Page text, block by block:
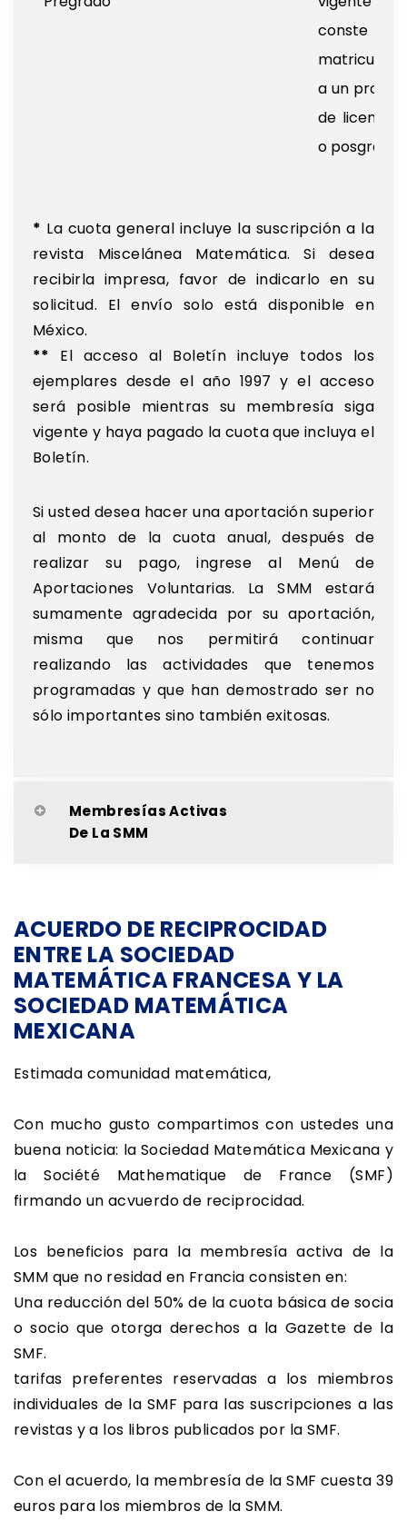
conste
a un
de
o posgrado.
* La cuota general incluye la suscripción a la
revista Miscelánea Matemática. Si desea
recibirla impresa, favor de indicarlo en su
solicitud. El envío solo está disponible en
México.
** El acceso al Boletín incluye todos los
ejemplares desde el año 1997 y el acceso
será posible mientras su membresía siga
vigente y haya pagado la cuota que incluya el
Boletín.
Si usted desea hacer una aportación superior
al monto de la cuota anual, después de
realizar su pago, ingrese al Menú de
Aportaciones Voluntarias. La SMM estará
sumamente agradecida por su aportación,
misma que nos permitirá continuar
realizando las actividades que tenemos
programadas y que han demostrado ser no
sólo importantes sino también exitosas.
Membresías Activas
De La SMM
ACUERDO DE RECIPROCIDAD
ENTRE LA SOCIEDAD
MATEMÁTICA FRANCESA Y LA
SOCIEDAD MATEMÁTICA
MEXICANA
Estimada comunidad matemática,
Con mucho gusto compartimos con ustedes una
buena noticia: la Sociedad Matemática Mexicana y
la Société Mathematique de France (SMF)
firmando un acvuerdo de reciprocidad.
Los beneficios para la membresía activa de la
SMM que no residad en Francia consisten en:
Una reducción del 50% de la cuota básica de socia
o socio que otorga derechos a la Gazette de la
SMF.
tarifas preferentes reservadas a los miembros
individuales de la SMF para las suscripciones a las
revistas y a los libros publicados por la SMF.
Con el acuerdo, la membresía de la SMF cuesta 39
euros para los miembros de la SMM.